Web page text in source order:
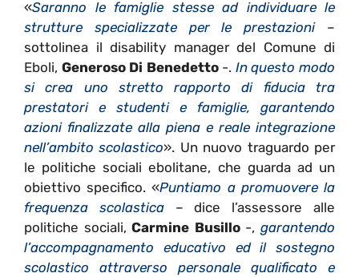
«Saranno le famiglie stesse ad individuare le
strutture specializzate per le prestazioni–
sottolinea il disability manager del Comune di
Eboli, Generoso Di Benedetto-. In questo modo
si crea uno stretto rapporto di fiducia tra
prestatori e studenti e famiglie, garantendo
azioni finalizzate alla piena e reale integrazione
nell’ambito scolastico». Un nuovo traguardo per
le politiche sociali ebolitane, che guarda ad un
obiettivo specifico. «Puntiamo a promuovere la
frequenza scolastica– dice l’assessore alle
politiche sociali,Carmine Busillo-,garantendo
l’accompagnamento educativo ed il sostegno
scolastico attraverso personale qualificato e